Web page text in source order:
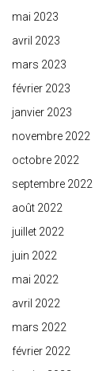
mai 2023
avril 2023
mars 2023
février 2023
janvier 2023
novembre 2022
octobre 2022
septembre 2022
août 2022
juillet 2022
juin 2022
mai 2022
avril 2022
mars 2022
février 2022